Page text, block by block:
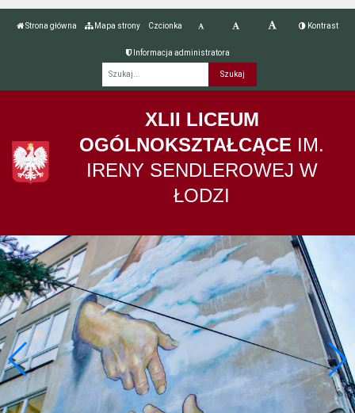
Strona główna Mapa strony Czcionka Kontrast
Informacja administratora
XLII LICEUM
OGÓLNOKSZTAŁCĄCE IM.
IRENY SENDLEROWEJ W
ŁODZI